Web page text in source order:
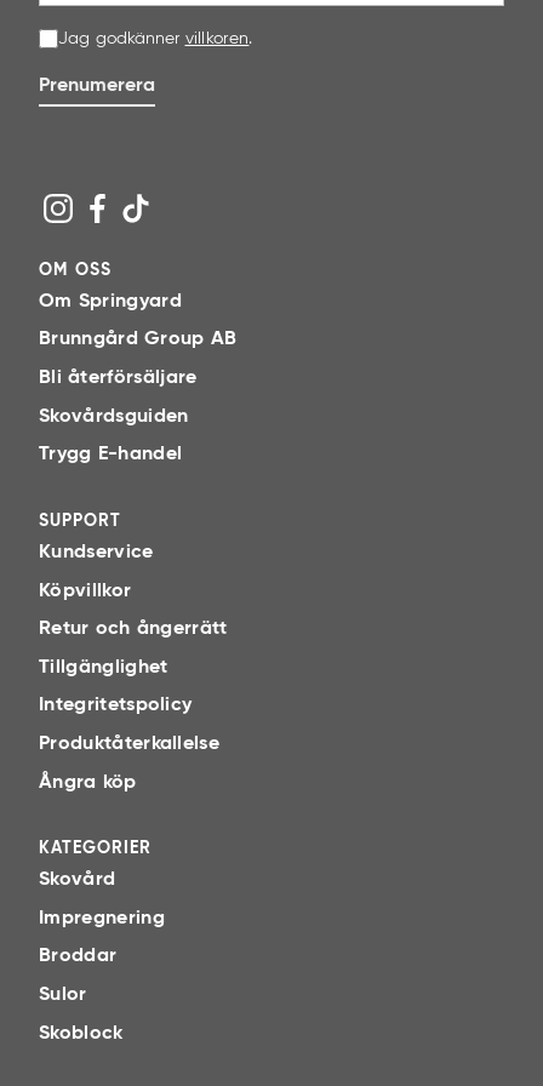
Jag godkänner villkoren.
Prenumerera
OM OSS
Om Springyard
Brunngård Group AB
Bli återförsäljare
Skovårdsguiden
Trygg E-handel
SUPPORT
Kundservice
Köpvillkor
Retur och ångerrätt
Tillgänglighet
Integritetspolicy
Produktåterkallelse
Ångra köp
KATEGORIER
Skovård
Impregnering
Broddar
Sulor
Skoblock